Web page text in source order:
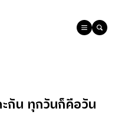
ะกัน ทุกวันก็คือวัน